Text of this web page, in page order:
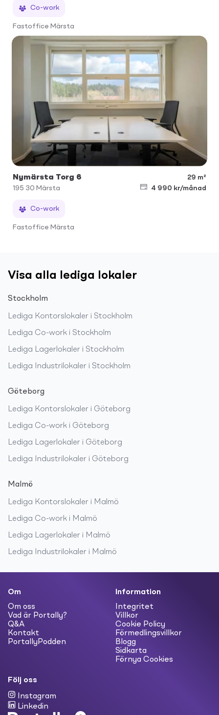
Co-work
Fastoffice Märsta
Nymärsta Torg 6
29 m²
195 30 Märsta 4 990 kr/månad
Co-work
Fastoffice Märsta
Visa alla lediga lokaler
Stockholm
Lediga Kontorslokaler i Stockholm
Lediga Co-work i Stockholm
Lediga Lagerlokaler i Stockholm
Lediga Industrilokaler i Stockholm
Göteborg
Lediga Kontorslokaler i Göteborg
Lediga Co-work i Göteborg
Lediga Lagerlokaler i Göteborg
Lediga Industrilokaler i Göteborg
Malmö
Lediga Kontorslokaler i Malmö
Lediga Co-work i Malmö
Lediga Lagerlokaler i Malmö
Lediga Industrilokaler i Malmö
Om
Om oss
Vad är Portally?
Q&A
Kontakt
PortallyPodden
Information
Integritet
Villkor
Cookie Policy
Förmedlingsvillkor
Blogg
Sidkarta
Förnya Cookies
Följ oss
Instagram
Linkedin